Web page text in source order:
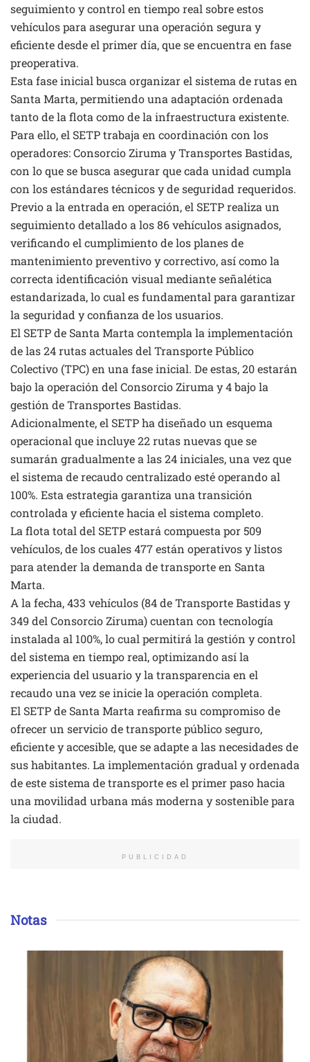
seguimiento y control en tiempo real sobre estos
vehículos para asegurar una operación segura y
eficiente desde el primer día, que se encuentra en fase
preoperativa.
Esta fase inicial busca organizar el sistema de rutas en
Santa Marta, permitiendo una adaptación ordenada
tanto de la flota como de la infraestructura existente.
Para ello, el SETP trabaja en coordinación con los
operadores: Consorcio Ziruma y Transportes Bastidas,
con lo que se busca asegurar que cada unidad cumpla
con los estándares técnicos y de seguridad requeridos.
Previo a la entrada en operación, el SETP realiza un
seguimiento detallado a los 86 vehículos asignados,
verificando el cumplimiento de los planes de
mantenimiento preventivo y correctivo, así como la
correcta identificación visual mediante señalética
estandarizada, lo cual es fundamental para garantizar
la seguridad y confianza de los usuarios.
El SETP de Santa Marta contempla la implementación
de las 24 rutas actuales del Transporte Público
Colectivo (TPC) en una fase inicial. De estas, 20 estarán
bajo la operación del Consorcio Ziruma y 4 bajo la
gestión de Transportes Bastidas.
Adicionalmente, el SETP ha diseñado un esquema
operacional que incluye 22 rutas nuevas que se
sumarán gradualmente a las 24 iniciales, una vez que
el sistema de recaudo centralizado esté operando al
100%. Esta estrategia garantiza una transición
controlada y eficiente hacia el sistema completo.
La flota total del SETP estará compuesta por 509
vehículos, de los cuales 477 están operativos y listos
para atender la demanda de transporte en Santa
Marta.
A la fecha, 433 vehículos (84 de Transporte Bastidas y
349 del Consorcio Ziruma) cuentan con tecnología
instalada al 100%, lo cual permitirá la gestión y control
del sistema en tiempo real, optimizando así la
experiencia del usuario y la transparencia en el
recaudo una vez se inicie la operación completa.
El SETP de Santa Marta reafirma su compromiso de
ofrecer un servicio de transporte público seguro,
eficiente y accesible, que se adapte a las necesidades de
sus habitantes. La implementación gradual y ordenada
de este sistema de transporte es el primer paso hacia
una movilidad urbana más moderna y sostenible para
la ciudad.
PUBLICIDAD
Notas